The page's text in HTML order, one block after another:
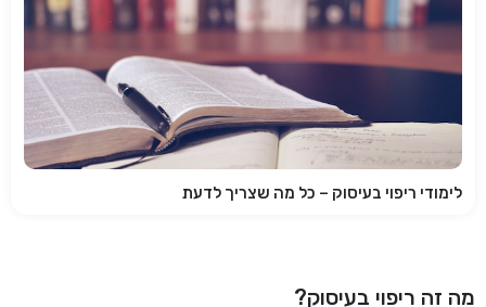
לימודי ריפוי בעיסוק – כל מה שצריך לדעת
מה זה ריפוי בעיסוק?